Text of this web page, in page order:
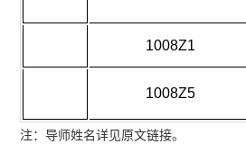
1008Z1
1008Z5
注：导师姓名详见原文链接。